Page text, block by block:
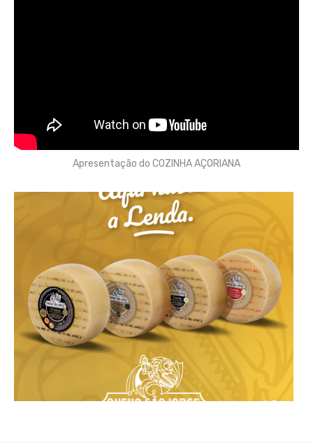
Apresentação do COZINHA AÇORIANA